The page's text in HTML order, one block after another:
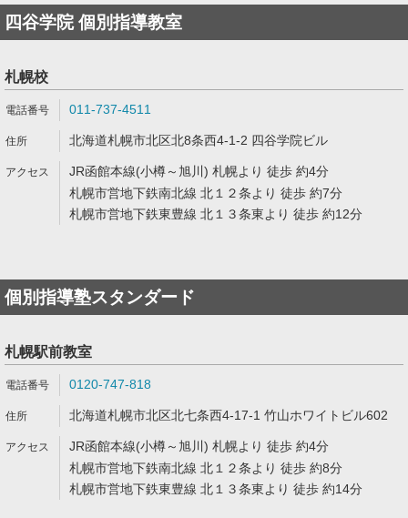
四谷学院 個別指導教室
札幌校
011-737-4511
北海道札幌市北区北8条西4-1-2 四谷学院ビル
JR函館本線(小樽～旭川) 札幌より 徒歩 約4分
札幌市営地下鉄南北線 北１２条より 徒歩 約7分
札幌市営地下鉄東豊線 北１３条東より 徒歩 約12分
個別指導塾スタンダード
札幌駅前教室
0120-747-818
北海道札幌市北区北七条西4-17-1 竹山ホワイトビル602
JR函館本線(小樽～旭川) 札幌より 徒歩 約4分
札幌市営地下鉄南北線 北１２条より 徒歩 約8分
札幌市営地下鉄東豊線 北１３条東より 徒歩 約14分